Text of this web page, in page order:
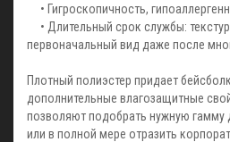
• Гигроскопичность,
• Длительный срок службы:
первоначальный вид даже после
Плотный полиэстер придает
дополнительные влагозащитные
позволяют подобрать нужную гамму
или в полной мере отразить